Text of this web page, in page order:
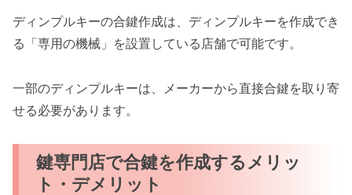
ディンプルキーの合鍵作成は、ディンプルキーを作成でき
る「専用の機械」を設置している店舗で可能です。
一部のディンプルキーは、メーカーから直接合鍵を取り寄
せる必要があります。
鍵専門店で合鍵を作成するメリッ
ト・デメリット